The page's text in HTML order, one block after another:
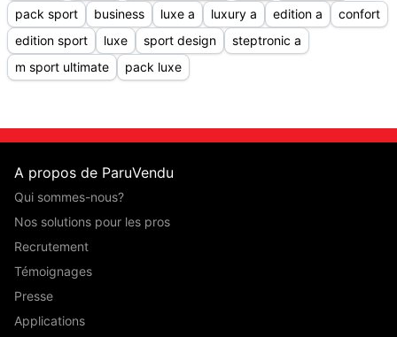
pack sport
business luxe a luxury a edition a
confort
edition sport
luxe sport design
steptronic a
m sport ultimate
pack luxe
A propos de ParuVendu
Qui sommes-nous?
Nos solutions pour les pros
Recrutement
Témoignages
Presse
Applications